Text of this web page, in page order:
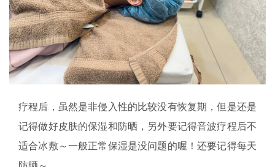
疗程后，虽然是非侵入性的比较没有恢复期，但是还是
记得做好皮肤的保湿和防晒，另外要记得音波疗程后不
适合冰敷～一般正常保湿是没问题的喔！还要记得每天